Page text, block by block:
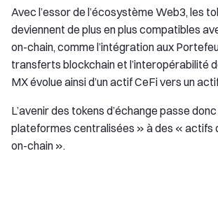
Avec l’essor de l’écosystème Web3, les
deviennent de plus en plus compatibles
on-chain, comme l’intégration aux
transferts blockchain et l’interopérabilité
MX évolue ainsi d’un actif CeFi vers un
L’avenir des tokens d’échange passe
plateformes centralisées » à des « actifs
on-chain ».